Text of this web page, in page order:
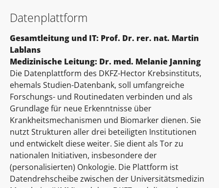
Datenplattform
Gesamtleitung und IT: Prof. Dr. rer. nat. Martin
Lablans
Medizinische Leitung: Dr. med. Melanie Janning
Die Datenplattform des DKFZ-Hector Krebsinstituts,
ehemals Studien-Datenbank, soll umfangreiche
Forschungs- und Routinedaten verbinden und als
Grundlage für neue Erkenntnisse über
Krankheitsmechanismen und Biomarker dienen. Sie
nutzt Strukturen aller drei beteiligten Institutionen
und entwickelt diese weiter. Sie dient als Tor zu
nationalen Initiativen, insbesondere der
(personalisierten) Onkologie. Die Plattform ist
Datendrehscheibe zwischen der Universitätsmedizin